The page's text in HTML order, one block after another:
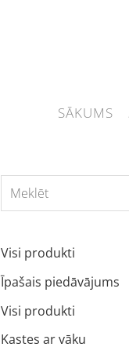
SĀKUMS
Visi produkti
Īpašais piedāvājums
Visi produkti
Kastes ar vāku